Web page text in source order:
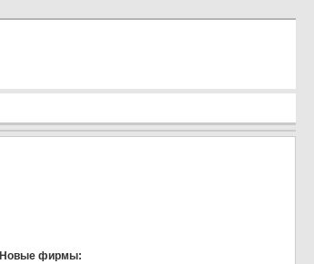
Новые фирмы: